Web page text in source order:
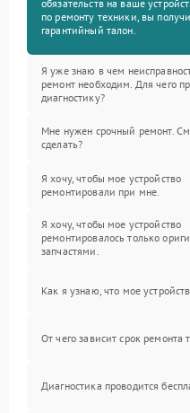
обязательств на ваше
по ремонту техники, вы
гарантийный талон.
Я уже знаю в чем
ремонт необходим. Для чего
диагностику?
Мне нужен срочный ремонт.
сделать?
Я хочу, чтобы мое устройство
ремонтировали при мне.
Я хочу, чтобы мое устройство
ремонтировалось только
запчастями.
Как я узнаю, что мое
От чего зависит срок ремонта
Диагностика проводится